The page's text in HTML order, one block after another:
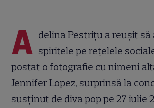
A delina Pestrițu a reușit să
spiritele pe rețelele
postat o fotografie cu nimeni
Jennifer Lopez, surprinsă la
susținut de diva pop pe 27 iulie